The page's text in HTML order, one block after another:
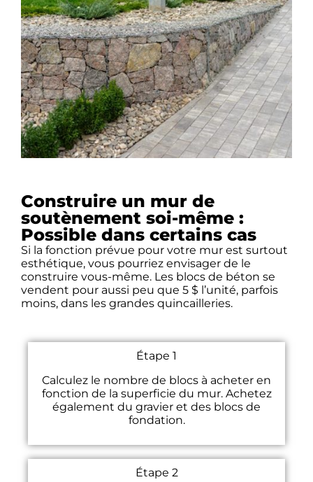
Construire un mur de
soutènement soi-même :
Possible dans certains cas
Si la fonction prévue pour votre mur est surtout
esthétique, vous pourriez envisager de le
construire vous-même. Les blocs de béton se
vendent pour aussi peu que 5 $ l’unité, parfois
moins, dans les grandes quincailleries.
Étape 1
Calculez le nombre de blocs à acheter en
fonction de la superficie du mur. Achetez
également du gravier et des blocs de
fondation.
Étape 2